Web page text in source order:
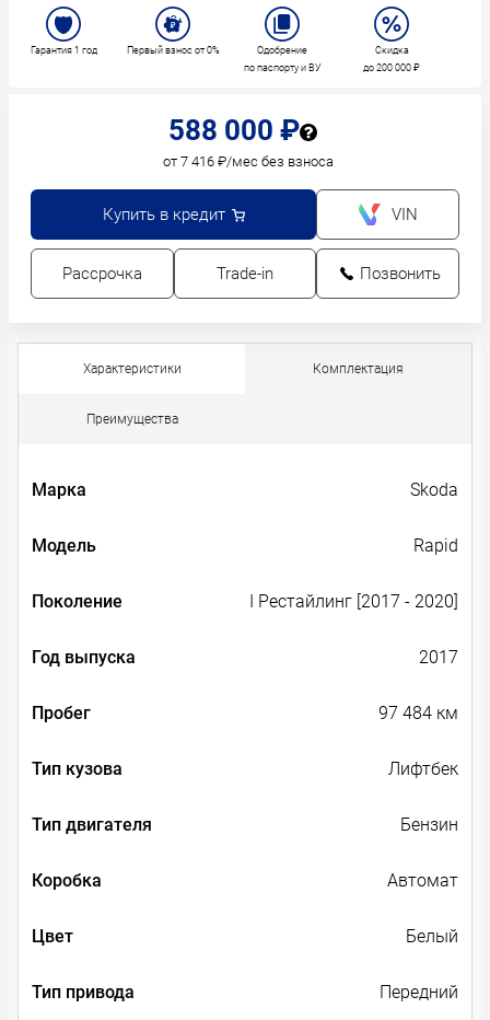
588 000 ₽
от 7 416 ₽/мес без взноса
Купить в кредит VIN
Рассрочка Trade-in Позвонить
Гарантия 1 год Первый взнос от 0%
Одобрение
по паспорту и ВУ
Скидка
до 200 000 ₽
Характеристики Комплектация
Преимущества
Марка Skoda
Модель Rapid
Поколение I Рестайлинг [2017 - 2020]
Год выпуска 2017
Пробег 97 484 км
Тип кузова Лифтбек
Тип двигателя Бензин
Коробка Автомат
Цвет Белый
Тип привода Передний